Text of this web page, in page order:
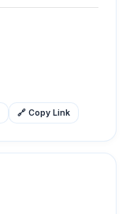
🔗 Copy Link